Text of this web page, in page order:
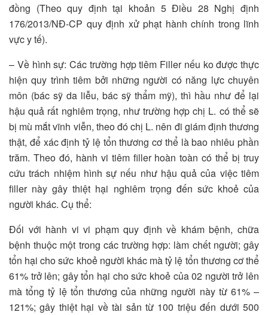
đồng (Theo quy định tại khoản 5 Điều 28 Nghị định
176/2013/NĐ-CP quy định xử phạt hành chính trong lĩnh
vực y tế).
– Về hình sự: Các trường hợp tiêm Filler nếu ko được thực
hiện quy trình tiêm bởi những người có năng lực chuyên
môn (bác sỹ da liễu, bác sỹ thẩm mỹ), thì hầu như để lại
hậu quả rất nghiêm trọng, như trường hợp chị L. có thể sẽ
bị mù mắt vĩnh viễn, theo đó chị L. nên đi giám định thương
thật, để xác định tỷ lệ tổn thương cơ thể là bao nhiêu phần
trăm. Theo đó, hành vi tiêm filler hoàn toàn có thể bị truy
cứu trách nhiệm hình sự nếu như hậu quả của việc tiêm
filler này gây thiệt hại nghiêm trọng đến sức khoẻ của
người khác. Cụ thể:
Đối với hành vi vi phạm quy định về khám bệnh, chữa
bệnh thuộc một trong các trường hợp: làm chết người; gây
tổn hại cho sức khoẻ người khác mà tỷ lệ tổn thương cơ thể
61% trở lên; gây tổn hại cho sức khoẻ của 02 người trở lên
mà tổng tỷ lệ tổn thương của những người này từ 61% –
121%; gây thiệt hại về tài sản từ 100 triệu đến dưới 500